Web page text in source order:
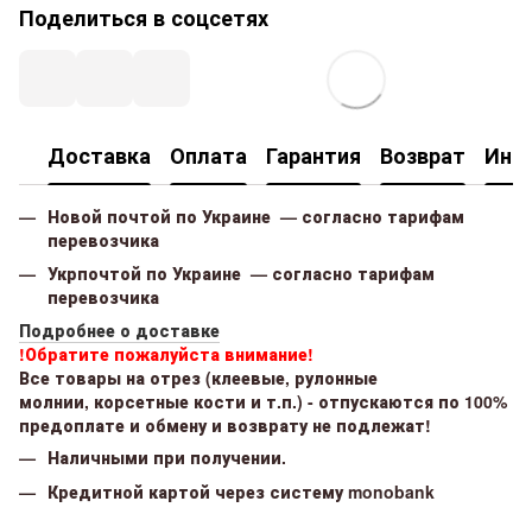
Поделиться в соцсетях
Доставка Оплата Гарантия Возврат
Новой почтой по Украине — согласно тарифам
перевозчика
Укрпочтой по Украине — согласно тарифам
перевозчика
Подробнее о доставке
!Обратите пожалуйста внимание!
Все товары на отрез (клеевые, рулонные
молнии, корсетные кости и т.п.) - отпускаются по 100%
предоплате и обмену и возврату не подлежат!
Наличными при получении.
Кредитной картой через систему monobank